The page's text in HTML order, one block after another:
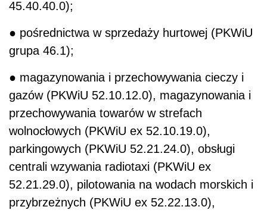
45.40.40.0);
● pośrednictwa w sprzedaży hurtowej (PKWiU
grupa 46.1);
● magazynowania i przechowywania cieczy i
gazów (PKWiU 52.10.12.0), magazynowania i
przechowywania towarów w strefach
wolnocłowych (PKWiU ex 52.10.19.0),
parkingowych (PKWiU 52.21.24.0), obsługi
centrali wzywania radiotaxi (PKWiU ex
52.21.29.0), pilotowania na wodach morskich i
przybrzeżnych (PKWiU ex 52.22.13.0),